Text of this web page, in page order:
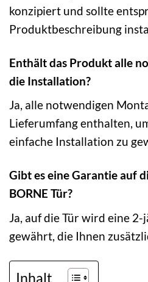
konzipiert und sollte
Produktbeschreibung
Enthält das Produkt alle
die Installation?
Ja, alle notwendigen
Lieferumfang enthalten,
einfache Installation zu
Gibt es eine Garantie auf
BORNE Tür?
Ja, auf die Tür wird eine
gewährt, die Ihnen
Inhalt